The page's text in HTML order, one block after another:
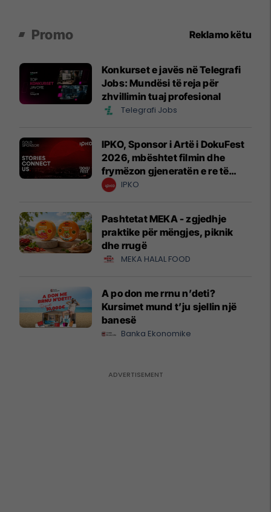
Promo Reklamo këtu
Konkurset e javës në Telegrafi
Jobs: Mundësi të reja për
zhvillimin tuaj profesional
Telegrafi Jobs
IPKO, Sponsor i Artë i DokuFest
2026, mbështet filmin dhe
frymëzon gjeneratën e re të
krijuesve
IPKO
Pashtetat MEKA - zgjedhje
praktike për mëngjes, piknik
dhe rrugë
MEKA HALAL FOOD
A po don me rrnu n’deti?
Kursimet mund t’ju sjellin një
banesë
Banka Ekonomike